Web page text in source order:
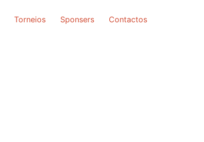
Torneios Sponsers Contactos